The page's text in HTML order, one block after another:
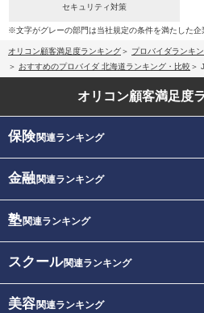
セキュリティ対策
※文字がグレーの部門は当社規定の条件を満たした企
オリコン顧客満足度ランキング
プロバイダランキ
おすすめのプロバイダ 北海道ランキング・比較
オリコン顧客満足度
保険関連ランキング
金融関連ランキング
塾関連ランキング
スクール関連ランキング
美容関連ランキング